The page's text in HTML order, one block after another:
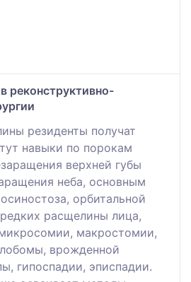
реконструктивно-
резиденты получат
навыки по порокам
верхней губы
неба, основным
орбитальной
расщелины лица,
макростомии,
врожденной
гипоспадии, эписпадии.